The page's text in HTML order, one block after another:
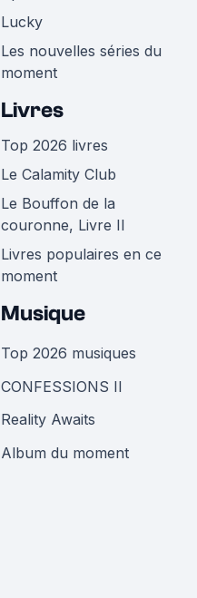
Lucky
Les nouvelles séries du
moment
Livres
Top 2026 livres
Le Calamity Club
Le Bouffon de la
couronne, Livre II
Livres populaires en ce
moment
Musique
Top 2026 musiques
CONFESSIONS II
Reality Awaits
Album du moment